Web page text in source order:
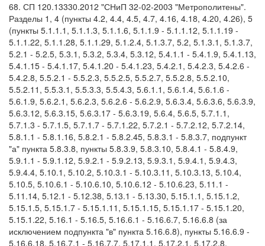
68. СП 120.13330.2012 "СНиП 32-02-2003 "Метрополитены".
Разделы 1, 4 (пункты 4.2, 4.4, 4.5, 4.7, 4.16, 4.18, 4.20, 4.26), 5
(пункты 5.1.1.1, 5.1.1.3, 5.1.1.6, 5.1.1.9 - 5.1.1.12, 5.1.1.19 -
5.1.1.22, 5.1.1.28, 5.1.1.29, 5.1.2.4, 5.1.3.7, 5.2, 5.1.3.1, 5.1.3.7,
5.2.1 - 5.2.5, 5.3.1, 5.3.2, 5.3.4, 5.3.12, 5.4.1.1 - 5.4.1.9, 5.4.1.13,
5.4.1.15 - 5.4.1.17, 5.4.1.20 - 5.4.1.23, 5.4.2.1, 5.4.2.3, 5.4.2.6 -
5.4.2.8, 5.5.2.1 - 5.5.2.3, 5.5.2.5, 5.5.2.7, 5.5.2.8, 5.5.2.10,
5.5.2.11, 5.5.3.1, 5.5.3.3, 5.5.4.3, 5.6.1.1, 5.6.1.4, 5.6.1.6 -
5.6.1.9, 5.6.2.1, 5.6.2.3, 5.6.2.6 - 5.6.2.9, 5.6.3.4, 5.6.3.6, 5.6.3.9,
5.6.3.12, 5.6.3.15, 5.6.3.17 - 5.6.3.19, 5.6.4, 5.6.5, 5.7.1.1,
5.7.1.3 - 5.7.1.5, 5.7.1.7 - 5.7.1.22, 5.7.2.1 - 5.7.2.12, 5.7.2.14,
5.8.1.1 - 5.8.1.16, 5.8.2.1 - 5.8.2.45, 5.8.3.1 - 5.8.3.7, подпункт
"а" пункта 5.8.3.8, пункты 5.8.3.9, 5.8.3.10, 5.8.4.1 - 5.8.4.9,
5.9.1.1 - 5.9.1.12, 5.9.2.1 - 5.9.2.13, 5.9.3.1, 5.9.4.1, 5.9.4.3,
5.9.4.4, 5.10.1, 5.10.2, 5.10.3.1 - 5.10.3.11, 5.10.3.13, 5.10.4,
5.10.5, 5.10.6.1 - 5.10.6.10, 5.10.6.12 - 5.10.6.23, 5.11.1 -
5.11.14, 5.12.1 - 5.12.38, 5.13.1 - 5.13.30, 5.15.1.1, 5.15.1.2,
5.15.1.5, 5.15.1.7 - 5.15.1.11, 5.15.1.15, 5.15.1.17 - 5.15.1.20,
5.15.1.22, 5.16.1 - 5.16.5, 5.16.6.1 - 5.16.6.7, 5.16.6.8 (за
исключением подпункта "в" пункта 5.16.6.8), пункты 5.16.6.9 -
5.16.6.18, 5.16.7.1 - 5.16.7.7, 5.17.1.1, 5.17.2.1, 5.17.2.8,